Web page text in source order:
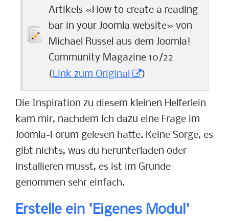
Artikels «How to create a reading
bar in your Joomla website» von
Michael Russel aus dem Joomla!
Community Magazine 10/22
( Link zum Original )
Die Inspiration zu diesem kleinen Helferlein
kam mir, nachdem ich dazu eine Frage im
Joomla-Forum gelesen hatte. Keine Sorge, es
gibt nichts, was du herunterladen oder
installieren musst, es ist im Grunde
genommen sehr einfach.
Erstelle ein 'Eigenes Modul'